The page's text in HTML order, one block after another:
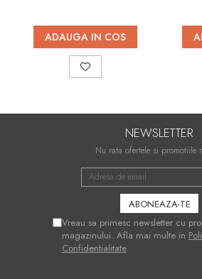
ADAUGA IN COS
NEWSLETTER
Nu rata ofertele si promotiile
Vreau sa primesc newsletter cu
magazinului. Afla mai multe in
Confidentialitate